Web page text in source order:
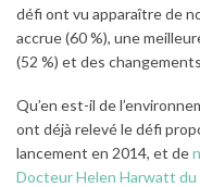
défi ont vu apparaître de
accrue (60 %), une
(52 %) et des
Qu’en est-il de
ont déjà relevé le défi
lancement en 2014, et de
Docteur Helen Harwatt du